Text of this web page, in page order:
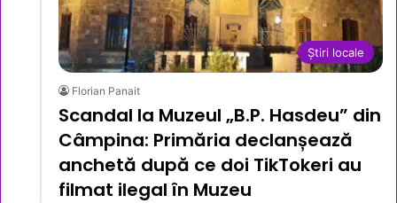
Știri locale
Florian Panait
Scandal la Muzeul „B.P. Hasdeu” din
Câmpina: Primăria declanșează
anchetă după ce doi TikTokeri au
filmat ilegal în Muzeu